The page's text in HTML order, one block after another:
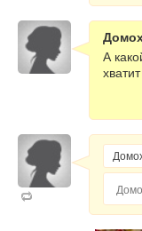
А